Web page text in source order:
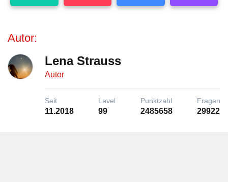
Autor:
Lena Strauss
Autor
Seit
11.2018
Level
99
Punktzahl
2485658
Fragen
29922